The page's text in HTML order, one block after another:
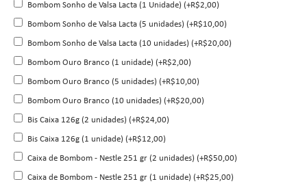
Bombom Sonho de Valsa Lacta (1 Unidade) (+R$2,00)
Bombom Sonho de Valsa Lacta (5 unidades) (+R$10,00)
Bombom Sonho de Valsa Lacta (10 unidades) (+R$20,00)
Bombom Ouro Branco (1 unidade) (+R$2,00)
Bombom Ouro Branco (5 unidades) (+R$10,00)
Bombom Ouro Branco (10 unidades) (+R$20,00)
Bis Caixa 126g (2 unidades) (+R$24,00)
Bis Caixa 126g (1 unidade) (+R$12,00)
Caixa de Bombom - Nestle 251 gr (2 unidades) (+R$50,00)
Caixa de Bombom - Nestle 251 gr (1 unidade) (+R$25,00)